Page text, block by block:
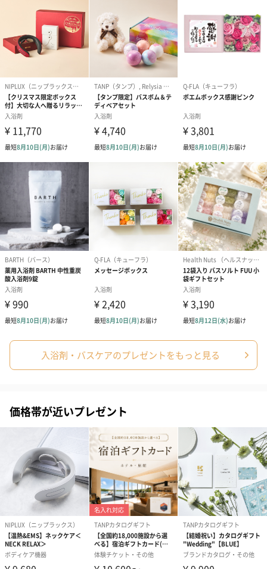
いずれかの商品1つに短冊のしを付けてお届けします。
結婚祝い（結婚御祝）
（110円）
出産祝い（御出産祝）
（110円）
金銀結び切り(
い用)（寿）（
結婚祝いちょい足しギフト
結婚祝いギフトへの＋αにおすすめです。新生活を彩るギフトオプ
ションをご用意いたしました。
商品と同梱してお届けいたします。
ブライダルロリポップ
ドレス（いちご味)
ブライダルロリポップ
タキシード（コーラ味)
今治タオルケ
ンドタオル・
生花
生花のブーケを同梱します。
※9-15時にご注文いただく場合、最短のお届け可能日が通常より
も1日遅くなります。
入浴剤・バスケアのプレゼントをもっと見る
価格帯が近いプレゼント